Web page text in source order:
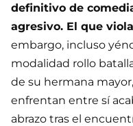
definitivo de
agresivo. El que
embargo, incluso
modalidad rollo
de su hermana
enfrentan entre sí
abrazo tras el